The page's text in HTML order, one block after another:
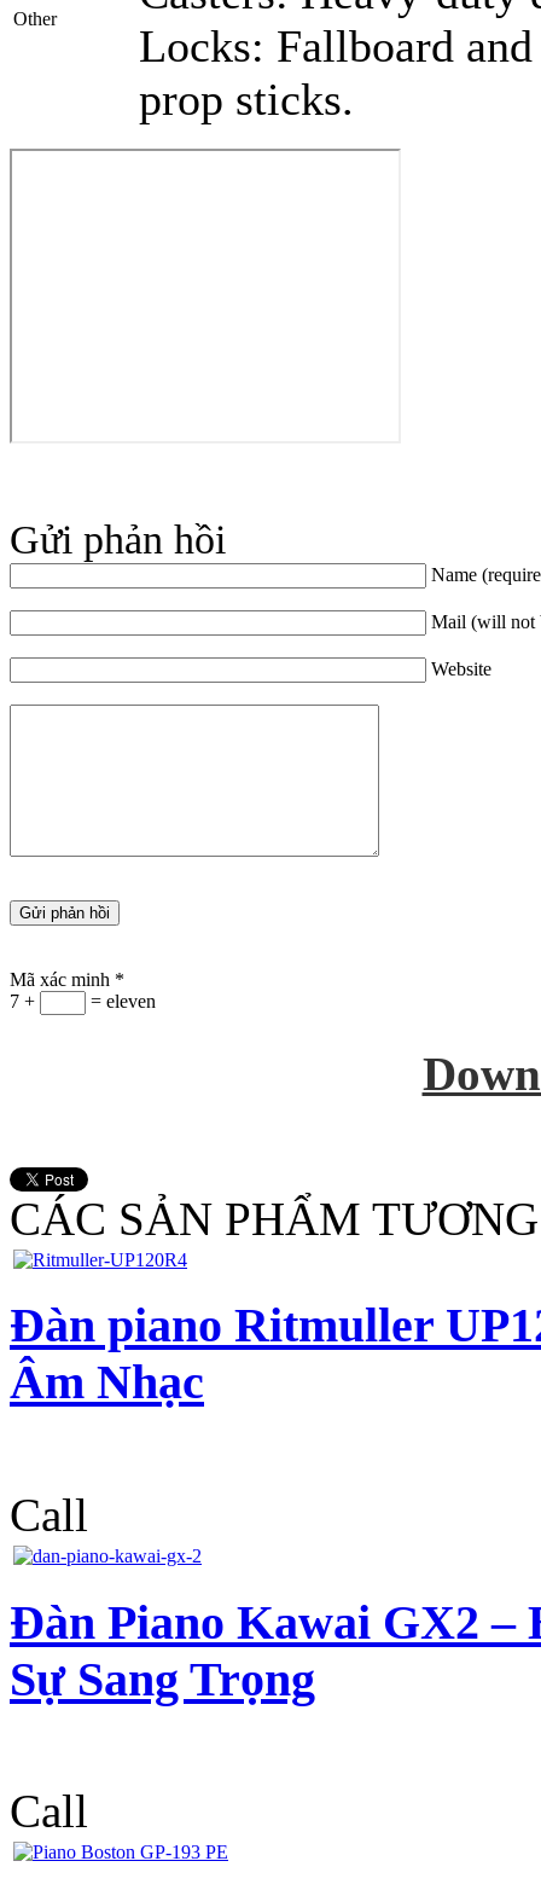
Other
Locks: Fallboard
prop sticks.
Gửi phản hồi
Name
Mail (will not
Website
Mã xác minh *
7 +
= eleven
CÁC SẢN PHẨM
Đàn piano Ritmuller
Âm Nhạc
Call
Đàn Piano Kawai GX2 –
Sự Sang Trọng
Call